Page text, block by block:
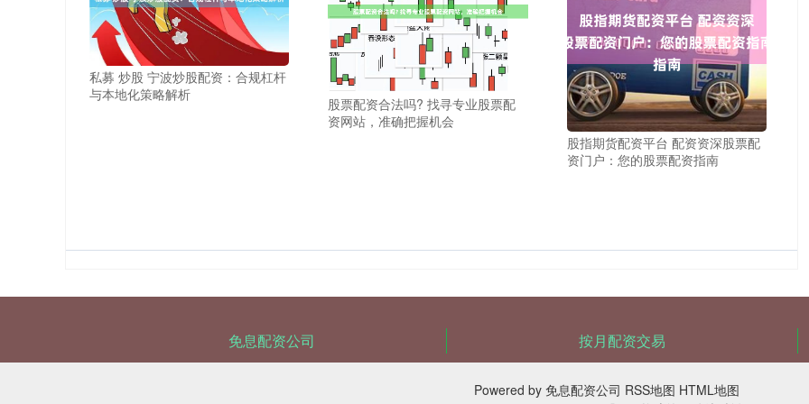
私募 炒股 宁波炒股配资：合规杠杆
与本地化策略解析
股票配资合法吗? 找寻专业股票配
资网站，准确把握机会
股指期货配资平台 配资资深股票配
资门户：您的股票配资指南
免息配资公司 按月配资交易
Powered by 免息配资公司 RSS地图 HTML地图